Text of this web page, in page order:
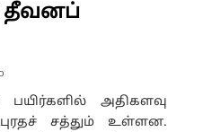
தீவனப்
அதிகளவு
புரதச் சத்தும் உள்ளன.